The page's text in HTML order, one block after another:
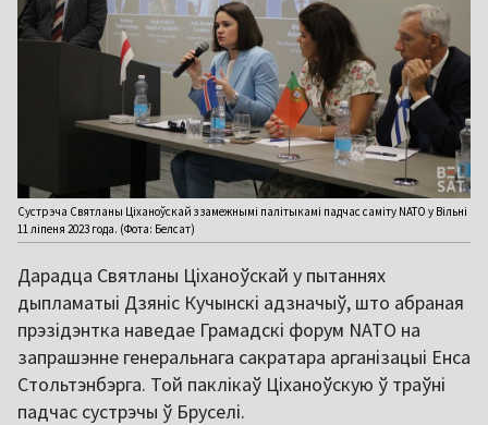
Сустрэча Святланы Ціханоўскай з замежнымі палітыкамі падчас саміту NATO у Вільні
11 ліпеня 2023 года. (Фота: Белсат)
Дарадца Святланы Ціханоўскай у пытаннях
дыпламатыі Дзяніс Кучынскі адзначыў, што абраная
прэзідэнтка наведае Грамадскі форум NATO на
запрашэнне генеральнага сакратара арганізацыі Енса
Стольтэнбэрга. Той паклікаў Ціханоўскую ў траўні
падчас сустрэчы ў Бруселі.